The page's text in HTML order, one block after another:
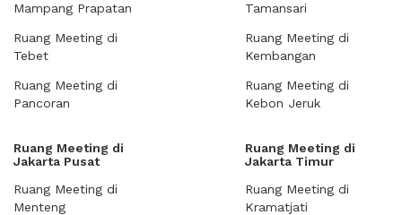
Mampang Prapatan
Ruang Meeting di
Tebet
Ruang Meeting di
Pancoran
Tamansari
Ruang Meeting di
Kembangan
Ruang Meeting di
Kebon Jeruk
Ruang Meeting di
Jakarta Pusat
Ruang Meeting di
Menteng
Ruang Meeting di
Jakarta Timur
Ruang Meeting di
Kramatjati